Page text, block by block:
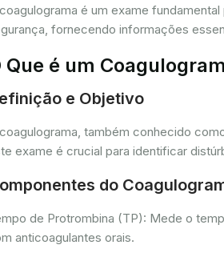
é um exame
fornecendo informações
Que é um
e Objetivo
também conhecido
exame é crucial para identificar
do
de Protrombina (TP): Mede o
anticoagulantes orais.